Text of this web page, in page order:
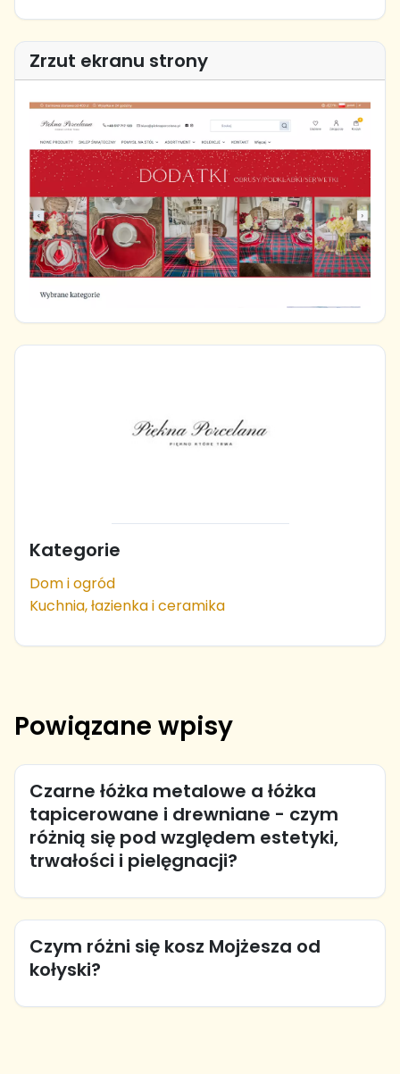
Zrzut ekranu strony
Kategorie
Dom i ogród
Kuchnia, łazienka i ceramika
Powiązane wpisy
Czarne łóżka metalowe a łóżka
tapicerowane i drewniane - czym
różnią się pod względem estetyki,
trwałości i pielęgnacji?
Czym różni się kosz Mojżesza od
kołyski?